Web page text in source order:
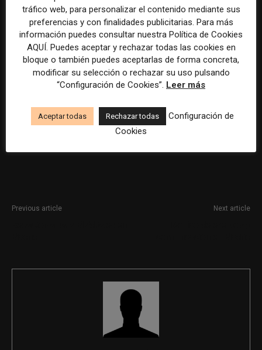
Integración en un equipo comprometido y con alto
nivel de talento.
Oficina céntrica en Málaga, a 5 minutos de la
estación María Zambrano.
ofertas se ha realizado con la asistencia de herramientas
de inteligencia artificial, siempre bajo supervisión
Previous article Next article
tráfico web, para personalizar el contenido mediante sus
preferencias y con finalidades publicitarias. Para más
información puedes consultar nuestra Política de Cookies
AQUÍ. Puedes aceptar y rechazar todas las cookies en
bloque o también puedes aceptarlas de forma concreta,
modificar su selección o rechazar su uso pulsando
“Configuración de Cookies”. Leer más
Aceptar todas Rechazar todas
Configuración de
Cookies